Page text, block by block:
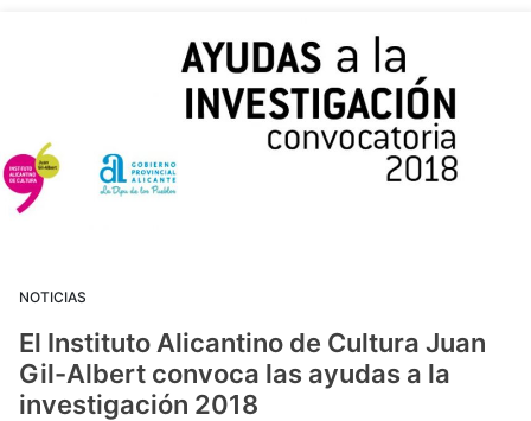
NOTICIAS
El Instituto Alicantino de Cultura Juan
Gil-Albert convoca las ayudas a la
investigación 2018